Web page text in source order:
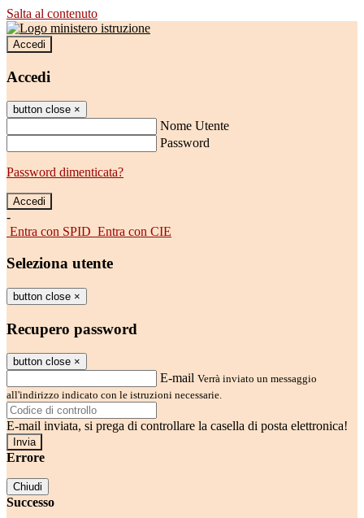
Salta al contenuto
Accedi
Accedi
button close ×
Nome Utente
Password
Password dimenticata?
-
Entra con SPID Entra con CIE
Seleziona utente
button close ×
Recupero password
button close ×
E-mail Verrà inviato un messaggio
all'indirizzo indicato con le istruzioni necessarie.
E-mail inviata, si prega di controllare la casella di posta elettronica!
Errore
Chiudi
Successo